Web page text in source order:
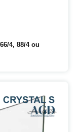
4, 88/4 ou